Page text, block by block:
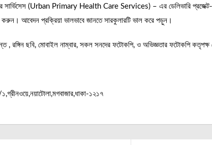
সার্ভিসেস (Urban Primary Health Care Services) – এর ডেলিভারি
করুন। আবেদন প্রক্রিয়া ভালভাবে জানতে সারকুলারটি ভাল করে পড়ুন।
, রঙ্গিন ছবি, মোবাইল নাম্বার, সকল সনদের ফটোকপি, ও অভিজ্ঞতার ফটোকপি কতৃপক্ষ
১২১৭